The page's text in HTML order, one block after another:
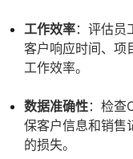
工作效率：评估员
客户响应时间、项
工作效率。
数据准确性：检查
保客户信息和销售
的损失。